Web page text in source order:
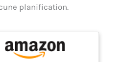
planification.